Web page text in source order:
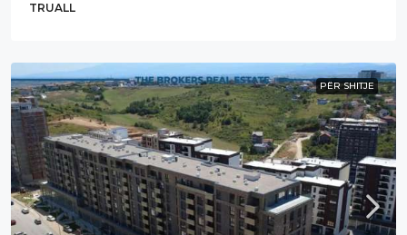
TRUALL
PËR SHITJE